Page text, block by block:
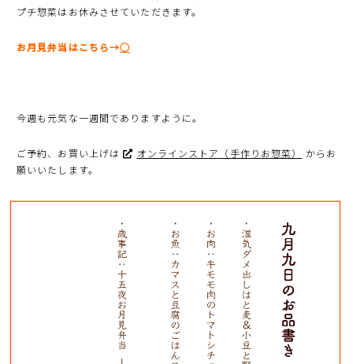
プチ惣菜はお休みさせていただきます。
お月見弁当はこちら→○
今週も元気な一週間でありますように。
ご予約、お買い上げは オンラインストア（手作りお惣菜）
からお
願いいたします。